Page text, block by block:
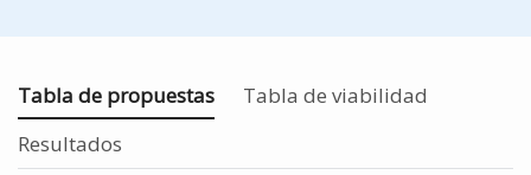
Estás en
Tabla de propuestas
Tabla de viabilidad
Resultados